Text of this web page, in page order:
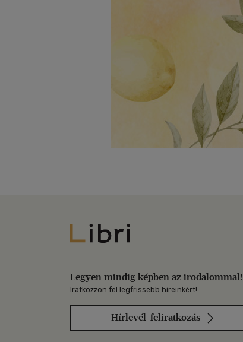
Libri
Legyen mindig képben az irodalommal!
Iratkozzon fel legfrissebb híreinkért!
Hírlevél-feliratkozás